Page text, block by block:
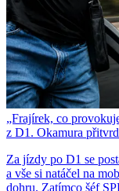
„Frajírek, co
z D1. Okamura
Za jízdy po D1 se
a vše si natáčel na
dohru. Zatímco šéf